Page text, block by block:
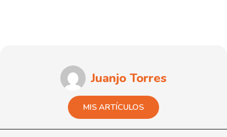
Juanjo Torres
MIS ARTÍCULOS